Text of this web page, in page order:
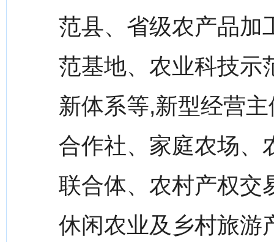
范县、省级农产品加
范基地、农业科技示
新体系等,新型经营
合作社、家庭农场、
联合体、农村产权交
休闲农业及乡村旅游